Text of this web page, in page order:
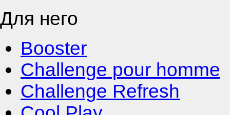
Для него
Booster
Challenge pour homme
Challenge Refresh